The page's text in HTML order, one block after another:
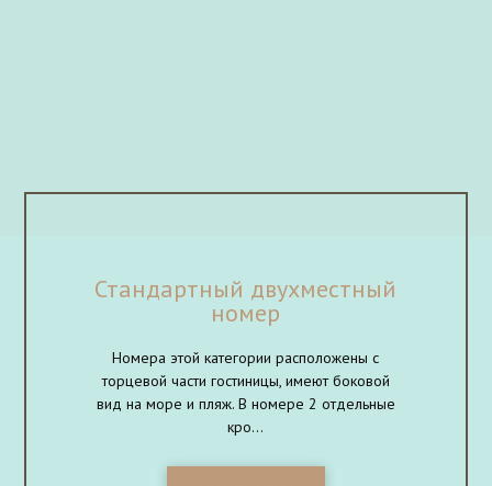
Стандартный двухместный
номер
Номера этой категории расположены с
торцевой части гостиницы, имеют боковой
вид на море и пляж. В номере 2 отдельные
кро...